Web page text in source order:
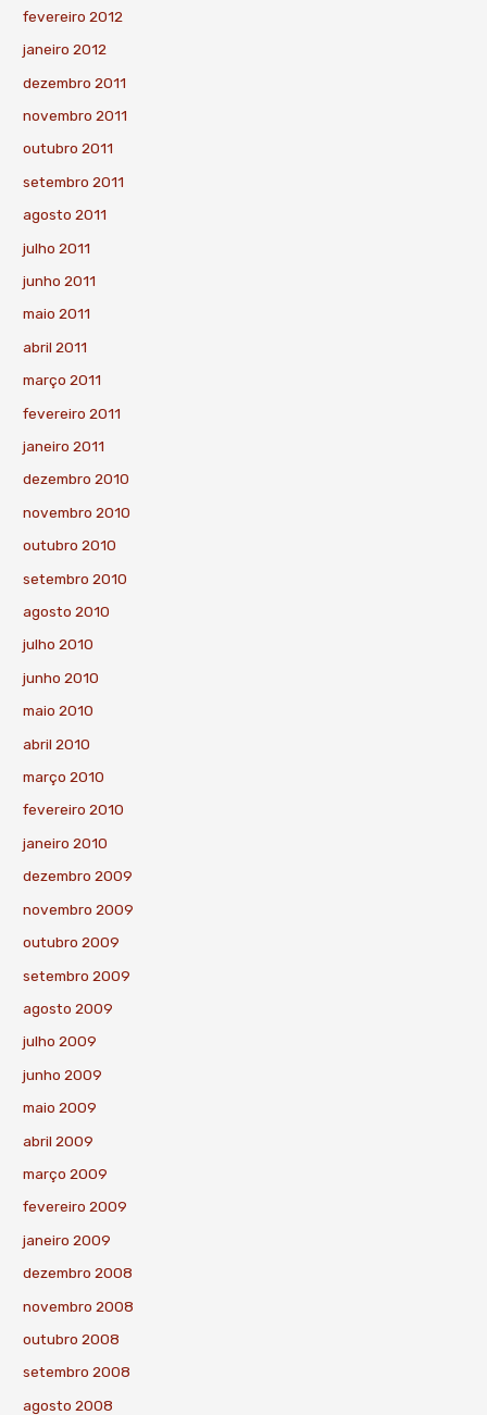
fevereiro 2012
janeiro 2012
dezembro 2011
novembro 2011
outubro 2011
setembro 2011
agosto 2011
julho 2011
junho 2011
maio 2011
abril 2011
março 2011
fevereiro 2011
janeiro 2011
dezembro 2010
novembro 2010
outubro 2010
setembro 2010
agosto 2010
julho 2010
junho 2010
maio 2010
abril 2010
março 2010
fevereiro 2010
janeiro 2010
dezembro 2009
novembro 2009
outubro 2009
setembro 2009
agosto 2009
julho 2009
junho 2009
maio 2009
abril 2009
março 2009
fevereiro 2009
janeiro 2009
dezembro 2008
novembro 2008
outubro 2008
setembro 2008
agosto 2008